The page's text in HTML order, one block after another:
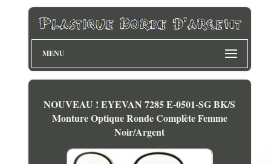
MENU
NOUVEAU ! EYEVAN 7285 E-0501-SG BK/S
Monture Optique Ronde Complète Femme
Noir/Argent